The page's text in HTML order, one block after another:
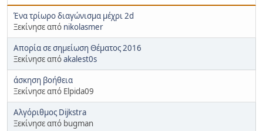
Ένα τρίωρο διαγώνισμα μέχρι 2d
Ξεκίνησε από nikolasmer
Απορία σε σημείωση Θέματος 2016
Ξεκίνησε απόakalest0s
άσκηση βοήθεια
Ξεκίνησε από Elpida09
Αλγόριθμος Dijkstra
Ξεκίνησε από bugman